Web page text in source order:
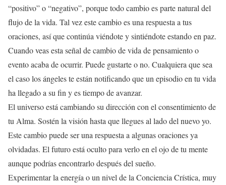
“positivo” o “negativo”, porque todo cambio es parte natural del
flujo de la vida. Tal vez este cambio es una respuesta a tus
oraciones, así que continúa viéndote y sintiéndote estando en paz.
Cuando veas esta señal de cambio de vida de pensamiento o
evento acaba de ocurrir. Puede gustarte o no. Cualquiera que sea
el caso los ángeles te están notificando que un episodio en tu vida
ha llegado a su fin y es tiempo de avanzar.
El universo está cambiando su dirección con el consentimiento de
tu Alma. Sostén la visión hasta que llegues al lado del nuevo yo.
Este cambio puede ser una respuesta a algunas oraciones ya
olvidadas. El futuro está oculto para verlo en el ojo de tu mente
aunque podrías encontrarlo después del sueño.
Experimentar la energía o un nivel de la Conciencia Crística, muy